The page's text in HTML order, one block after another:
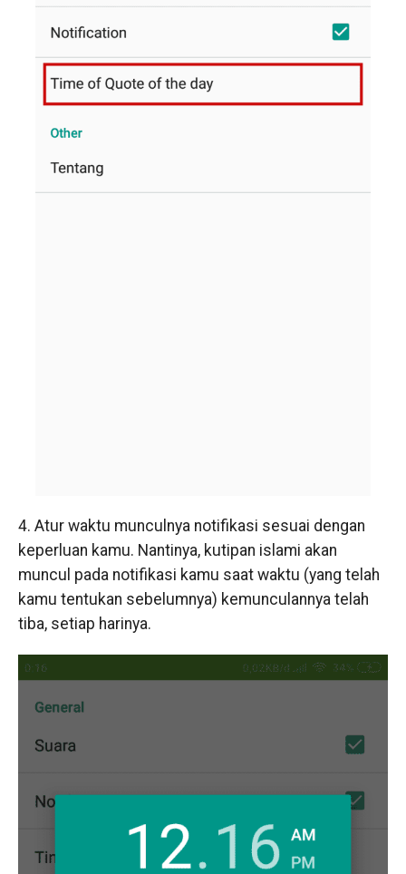
4. Atur waktu munculnya notifikasi sesuai dengan
keperluan kamu. Nantinya, kutipan islami akan
muncul pada notifikasi kamu saat waktu (yang telah
kamu tentukan sebelumnya) kemunculannya telah
tiba, setiap harinya.